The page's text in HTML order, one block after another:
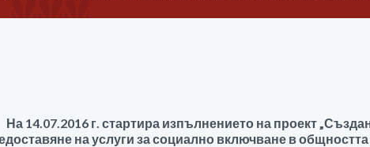
14.07.2016 г. стартира изпълнението на проект „
на услуги за социално включване в